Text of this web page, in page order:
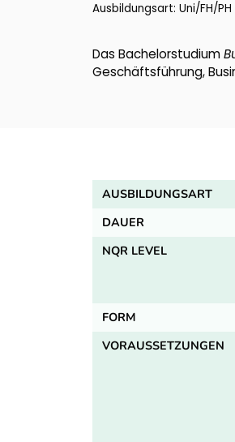
Ausbildungsart: Uni/FH/PH
Das Bachelorstudium
Geschäftsführung,
AUSBILDUNGSART
DAUER
NQR LEVEL
FORM
VORAUSSETZUNGEN